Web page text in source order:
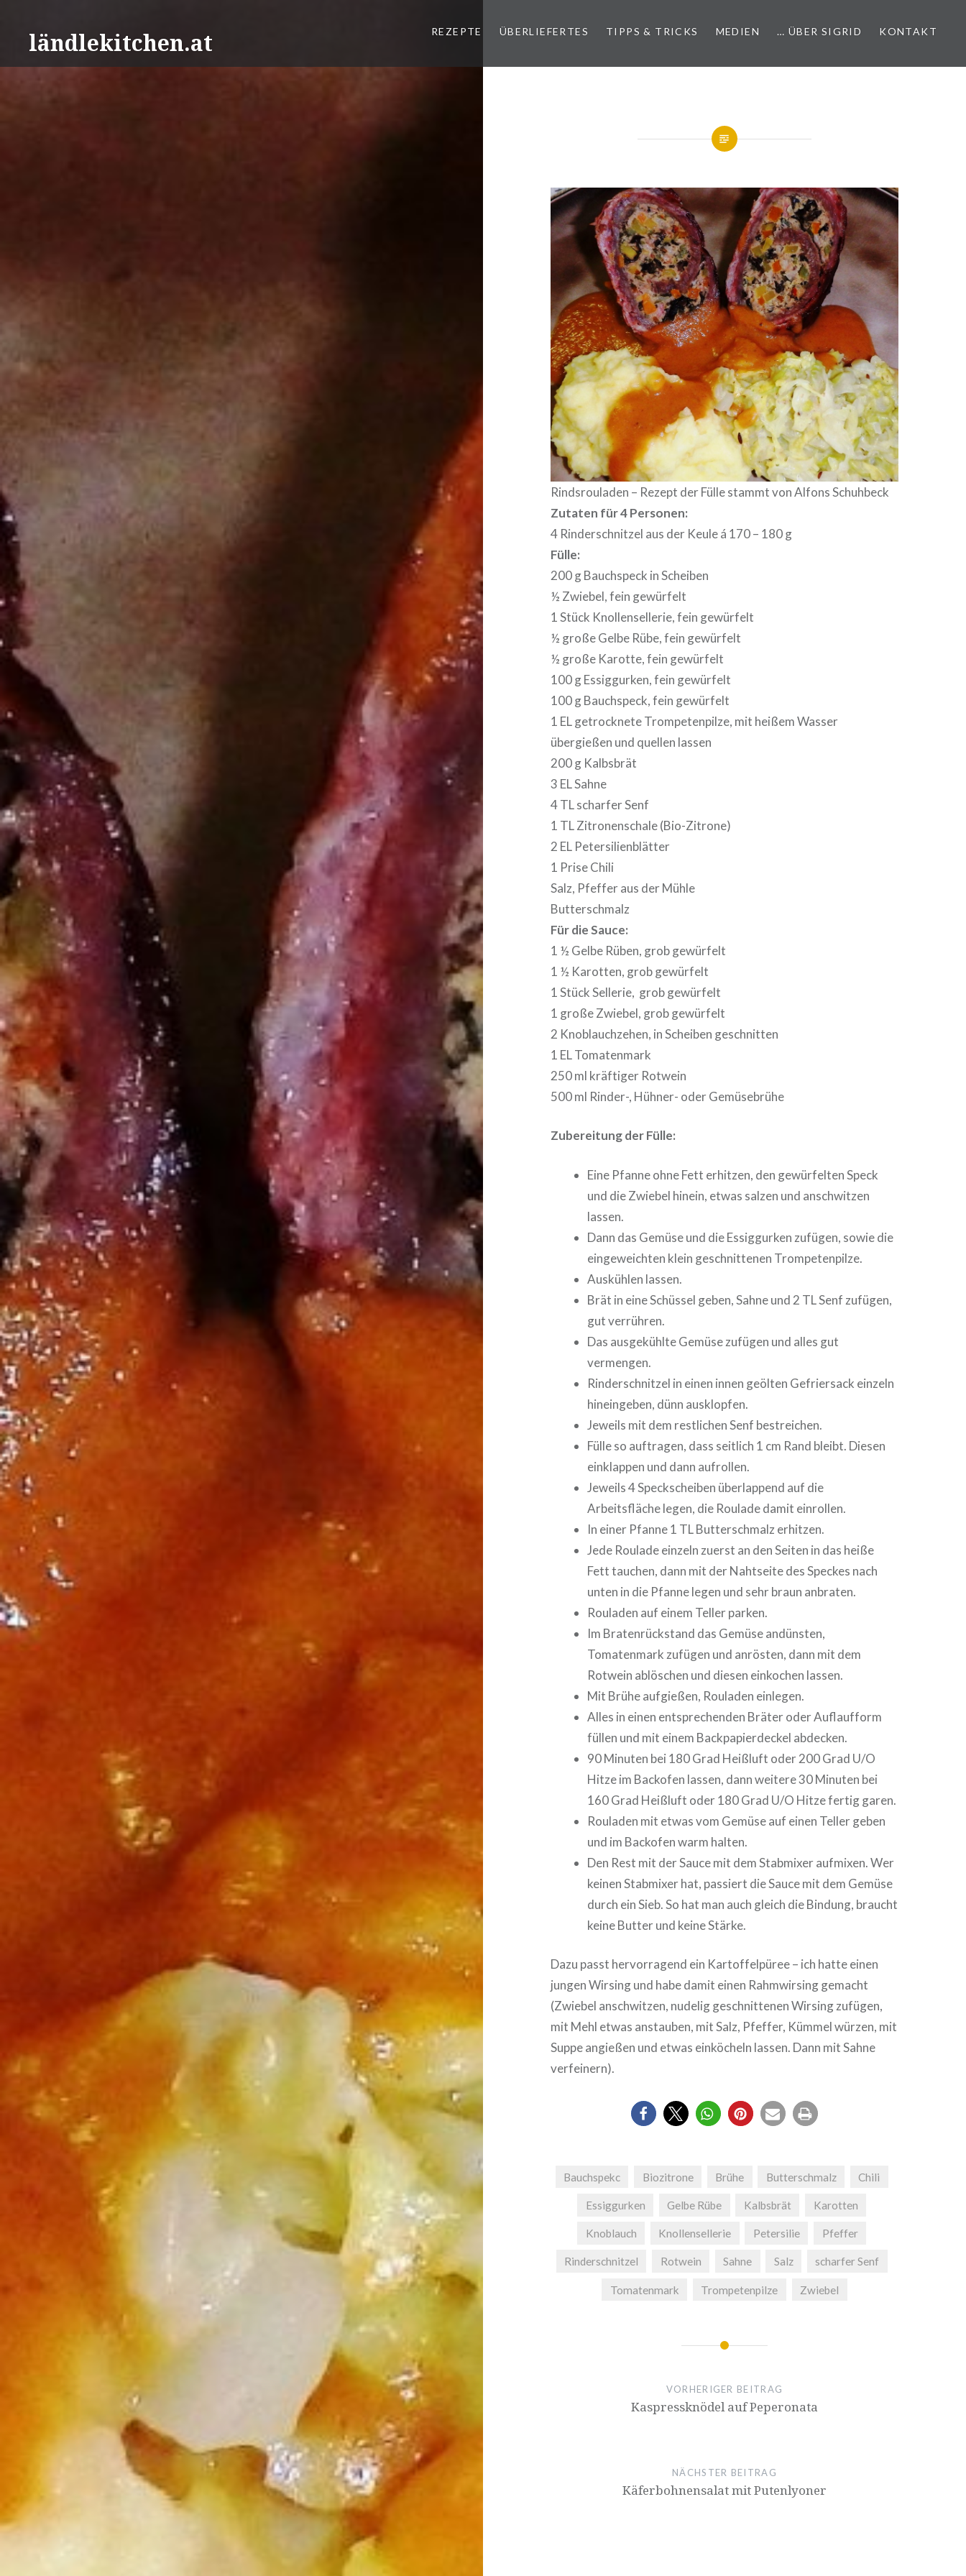
Inhaltländlekitchen.at REZEPTE ÜBERLIEFERTES TIPPS & TRICKS MEDIEN … ÜBER SIGRID KONTAKT
Rindsrouladen – Rezept der Fülle stammt von Alfons Schuhbeck
Zutaten für 4 Personen:
4 Rinderschnitzel aus der Keule á 170 – 180 g
Fülle:
200 g Bauchspeck in Scheiben
½ Zwiebel, fein gewürfelt
1 Stück Knollensellerie, fein gewürfelt
½ große Gelbe Rübe, fein gewürfelt
½ große Karotte, fein gewürfelt
100 g Essiggurken, fein gewürfelt
100 g Bauchspeck, fein gewürfelt
1 EL getrocknete Trompetenpilze, mit heißem Wasser
übergießen und quellen lassen
200 g Kalbsbrät
3 EL Sahne
4 TL scharfer Senf
1 TL Zitronenschale (Bio-Zitrone)
2 EL Petersilienblätter
1 Prise Chili
Salz, Pfeffer aus der Mühle
Butterschmalz
Für die Sauce:
1 ½ Gelbe Rüben, grob gewürfelt
1 ½ Karotten, grob gewürfelt
1 Stück Sellerie, grob gewürfelt
1 große Zwiebel, grob gewürfelt
2 Knoblauchzehen, in Scheiben geschnitten
1 EL Tomatenmark
250 ml kräftiger Rotwein
500 ml Rinder-, Hühner- oder Gemüsebrühe
Zubereitung der Fülle:
Eine Pfanne ohne Fett erhitzen, den gewürfelten Speck
und die Zwiebel hinein, etwas salzen und anschwitzen
lassen.
Dann das Gemüse und die Essiggurken zufügen, sowie die
eingeweichten klein geschnittenen Trompetenpilze.
Auskühlen lassen.
Brät in eine Schüssel geben, Sahne und 2 TL Senf zufügen,
gut verrühren.
Das ausgekühlte Gemüse zufügen und alles gut
vermengen.
Rinderschnitzel in einen innen geölten Gefriersack einzeln
hineingeben, dünn ausklopfen.
Jeweils mit dem restlichen Senf bestreichen.
Fülle so auftragen, dass seitlich 1 cm Rand bleibt. Diesen
einklappen und dann aufrollen.
Jeweils 4 Speckscheiben überlappend auf die
Arbeitsfläche legen, die Roulade damit einrollen.
In einer Pfanne 1 TL Butterschmalz erhitzen.
Jede Roulade einzeln zuerst an den Seiten in das heiße
Fett tauchen, dann mit der Nahtseite des Speckes nach
unten in die Pfanne legen und sehr braun anbraten.
Rouladen auf einem Teller parken.
Im Bratenrückstand das Gemüse andünsten,
Tomatenmark zufügen und anrösten, dann mit dem
Rotwein ablöschen und diesen einkochen lassen.
Mit Brühe aufgießen, Rouladen einlegen.
Alles in einen entsprechenden Bräter oder Auflaufform
füllen und mit einem Backpapierdeckel abdecken.
90 Minuten bei 180 Grad Heißluft oder 200 Grad U/O
Hitze im Backofen lassen, dann weitere 30 Minuten bei
160 Grad Heißluft oder 180 Grad U/O Hitze fertig garen.
Rouladen mit etwas vom Gemüse auf einen Teller geben
und im Backofen warm halten.
Den Rest mit der Sauce mit dem Stabmixer aufmixen. Wer
keinen Stabmixer hat, passiert die Sauce mit dem Gemüse
durch ein Sieb. So hat man auch gleich die Bindung, braucht
keine Butter und keine Stärke.
Dazu passt hervorragend ein Kartoffelpüree – ich hatte einen
jungen Wirsing und habe damit einen Rahmwirsing gemacht
(Zwiebel anschwitzen, nudelig geschnittenen Wirsing zufügen,
mit Mehl etwas anstauben, mit Salz, Pfeffer, Kümmel würzen, mit
Suppe angießen und etwas einköcheln lassen. Dann mit Sahne
verfeinern).
Bauchspekc Biozitrone Brühe Butterschmalz Chili
Essiggurken Gelbe Rübe Kalbsbrät Karotten
Knoblauch Knollensellerie Petersilie Pfeffer
Rinderschnitzel Rotwein Sahne Salz scharfer Senf
Tomatenmark Trompetenpilze Zwiebel
VORHERIGER BEITRAG
Kaspressknödel auf Peperonata
NÄCHSTER BEITRAG
Käferbohnensalat mit Putenlyoner